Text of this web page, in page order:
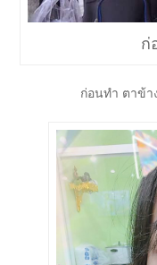
ก่
ก่อนทำ ตาข้